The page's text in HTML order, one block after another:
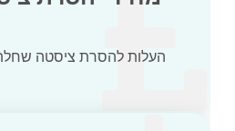
העלות להסרת ציסטה